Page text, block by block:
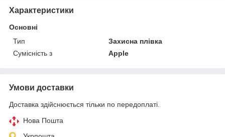
Характеристики
Основні
Тип
Захисна плівка
Сумісність з
Apple
Умови доставки
Доставка здійснюється тільки по передоплаті.
Нова Пошта